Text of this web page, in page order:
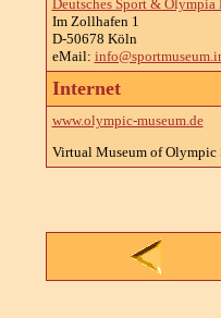
Deutsches Sport & Olympia
Im Zollhafen 1
D-50678 Köln
eMail:
Internet
www.olympic-museum.de
Virtual Museum of Olympic